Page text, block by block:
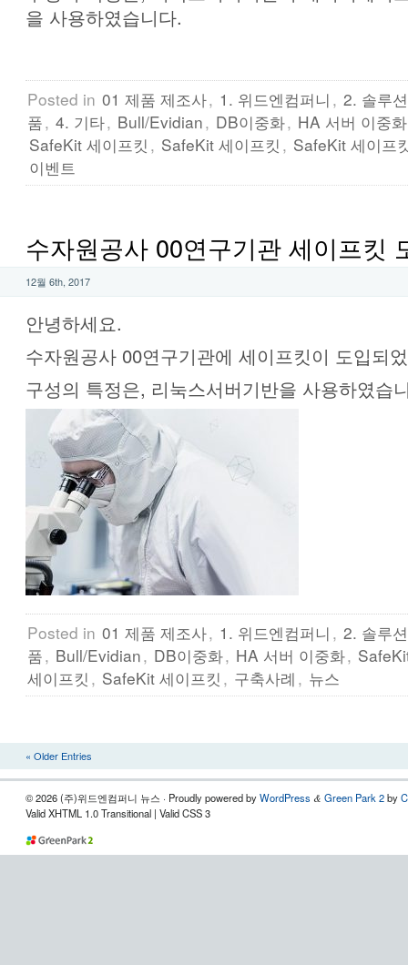
을 사용하였습니다.
Posted in 01 제품 제조사, 1. 위드엔컴퍼니 , 2. 솔루션
품, 4. 기타, Bull/Evidian, DB이중화, HA 서버 이중화
SafeKit 세이프킷 , SafeKit 세이프킷 , SafeKit 세이프
이벤트
수자원공사 00연구기관 세이프킷
12월 6th, 2017
안녕하세요.
수자원공사 00연구기관에 세이프킷이 도입되
구성의 특정은, 리눅스서버기반을 사용하였습
Posted in 01 제품 제조사, 1. 위드엔컴퍼니 , 2. 솔루션
품, Bull/Evidian, DB이중화, HA 서버 이중화,
세이프킷 , SafeKit 세이프킷 , 구축사례 , 뉴스
« Older Entries
© 2026 (주)위드엔컴퍼니 뉴스 · Proudly powered byWordPress & Green Park 2by
Valid XHTML 1.0 Transitional | Valid CSS 3